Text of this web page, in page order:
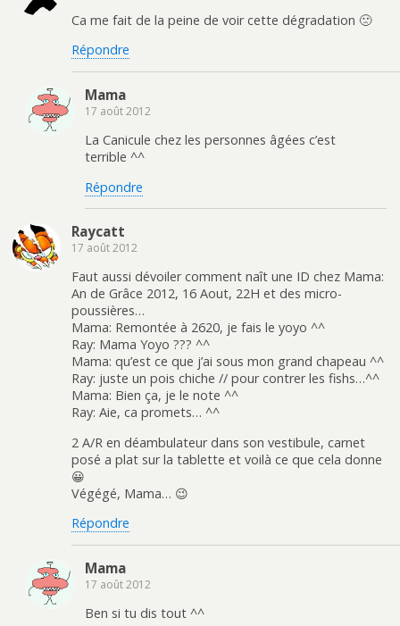
Ca me fait de la peine de voir cette dégradation 🙁
Répondre
Mama
17 août 2012
La Canicule chez les personnes âgées c’est
terrible ^^
Répondre
Raycatt
17 août 2012
Faut aussi dévoiler comment naît une ID chez Mama:
An de Grâce 2012, 16 Aout, 22H et des micro-
poussières…
Mama: Remontée à 2620, je fais le yoyo ^^
Ray: Mama Yoyo ??? ^^
Mama: qu’est ce que j’ai sous mon grand chapeau ^^
Ray: juste un pois chiche // pour contrer les fishs…^^
Mama: Bien ça, je le note ^^
Ray: Aie, ca promets… ^^
2 A/R en déambulateur dans son vestibule, carnet
posé a plat sur la tablette et voilà ce que cela donne
😀
Végégé, Mama… 😉
Répondre
Mama
17 août 2012
Ben si tu dis tout ^^